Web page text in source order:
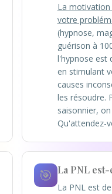
La motivation
votre
(hypnose,
guérison à
l'hypnose est
en stimulant
causes
les résoudre.
saisonnier,
Qu'attendez-
🎯 La PNL
La PNL est